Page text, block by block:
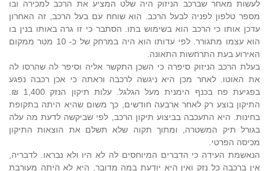
לעשות מאחר שברכב הניזוק היה שלט המציע את הרכב למכירה ובו
מספר טלפון לפניה לבעל הרכב. הוא שוחח עם בעל הרכב, זה האחרון
עדכן אותו כי הרכב הוא בשימוש בתו. הסתבר כי זו גרה באותו בנין בו
הוא עצמו מתגורר. לפי עדותו הוא היה במרחק של כ-10 מטר
ממקום
האירוע בעת התרחשות התאונה.
בעלת הרכב הניזוק סיפרה כי השכן התקשר אליה וסיפר לה שהרסו לה
את האוטו. לאחר מכן היא ניגשה לרכבה וראתה כי אכן רכבה נפגע
בפגיעת פח בכנף הימנית מעל הגלגל. עלות תיקון הנזק 1,400 ₪.
התיקון בוצע רק לאחר ארבעה חודשים, כך משום שהיא היתה בתקופת
בחינות. היא התעכבה בביצוע תיקון הרכב, לפי שביקשה לדעת מה עלה
בגורל תיק המשטרה, ומתוך תקוה שלא תשלם את הוצאות התיקון
מכיסה הפרטי.
הנאשמת העידה כי הדברים המיוחסים לה לא היו ולא נבראו. לדבריה,
אין ברכבה כל נזק ואין היא יודעת במה מדובר, היא לא היתה מעורבת